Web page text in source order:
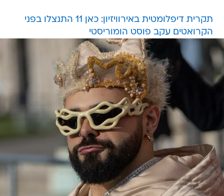
תקרית דיפלומטית באירוויזיון: כאן 11 התנצלו בפני
הקרואטים עקב פוסט הומוריסטי